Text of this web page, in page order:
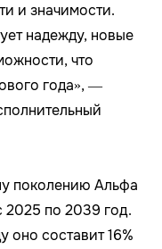
и значимости.
надежду, новые
что
года», —
поколению Альфа
2025 по 2039 год.
оно составит 16%